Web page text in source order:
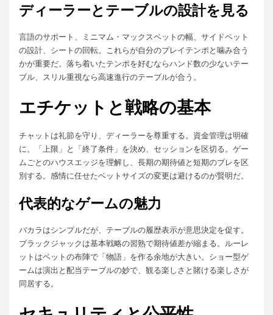
ディーラーとテーブルの設計を見る
言語のサポート、ミニマム・マックスベットの幅、サイドベット
の設計、シートの回転。これらが自分のプレイテンポと噛み合う
かが重要だ。落ち着いたテンポを好むならハンド数の少ないテー
ブル、スリル重視なら高速進行のテーブルが合う。
エチケットと戦略の基本
チャットは礼節を守り、ディーラーを尊重する。資金管理は明確
に。「上限」と「終了条件」を決め、セッションを区切る。ゲー
ムごとのハウスエッジを理解し、長期の期待値と短期のブレを区
別する。感情に任せたベットサイズの変更は避けるのが賢明だ。
代表的なゲームの魅力
バカラはシンプルだが、テーブルの履歴表示が意思決定を促す。
ブラックジャックは基本戦略の習熟で期待値差が縮まる。ルーレ
ットはベットの布陣で「物語」を作る余地が大きい。ショー型ゲ
ームは演出と配当テーブルの妙で、観る楽しさと賭ける楽しさが
同居する。